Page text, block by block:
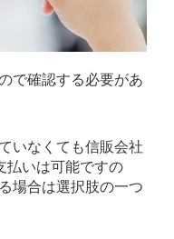
で確認する必要があ
いなくても信販会社
払いは可能ですの
場合は選択肢の一つ